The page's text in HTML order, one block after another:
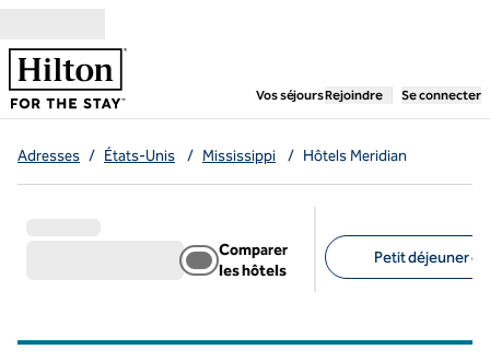
Vos séjours,ouvre un nouvel
Rejoindre Se connecter
Adresses / États-Unis / Mississippi / Hôtels Meridian
Comparer
les hôtels
Petit déjeuner